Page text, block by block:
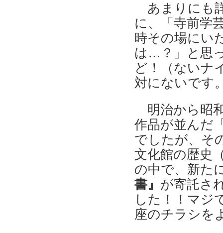
あまりにも
に、「寺前学
時その場にい
は…？」と思
ど！（ないナ
対にないです
明治から昭
作品が並んだ
でしたが、そ
文化館の歴史
の中で、新た
書』 が寄託さ
した！！マジ
座のチラシを